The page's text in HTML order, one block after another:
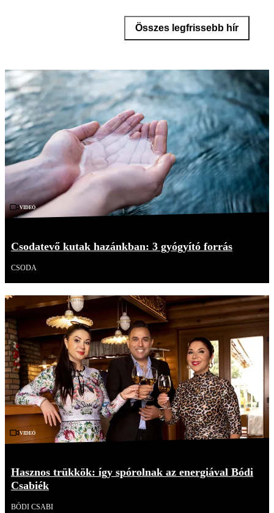
Összes legfrissebb hír
Videó
Csodatevő kutak hazánkban: 3 gyógyító forrás
CSODA
Videó
Hasznos trükkök: így spórolnak az energiával Bódi
Csabiék
BÓDI CSABI